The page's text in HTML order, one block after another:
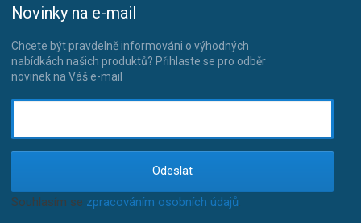
Novinky na e-mail
Chcete být pravdelně informováni o výhodných
nabídkách našich produktů? Přihlaste se pro odběr
novinek na Váš e-mail
Odeslat
Souhlasím se zpracováním osobních údajů.